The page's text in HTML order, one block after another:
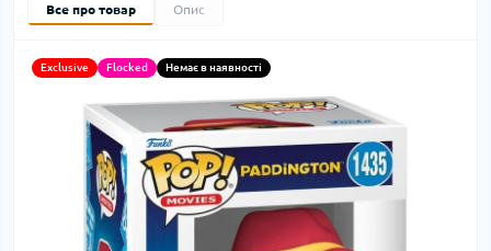
Все про товар Опис
Exclusive Flocked Немає в наявності